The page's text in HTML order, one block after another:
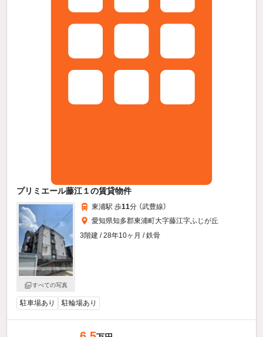
プリミエール藤江１の賃貸物件
すべての写真
東浦駅 歩11分 （武豊線）
愛知県知多郡東浦町大字藤江字ふじが丘
3階建 / 28年10ヶ月 / 鉄骨
駐車場あり 駐輪場あり